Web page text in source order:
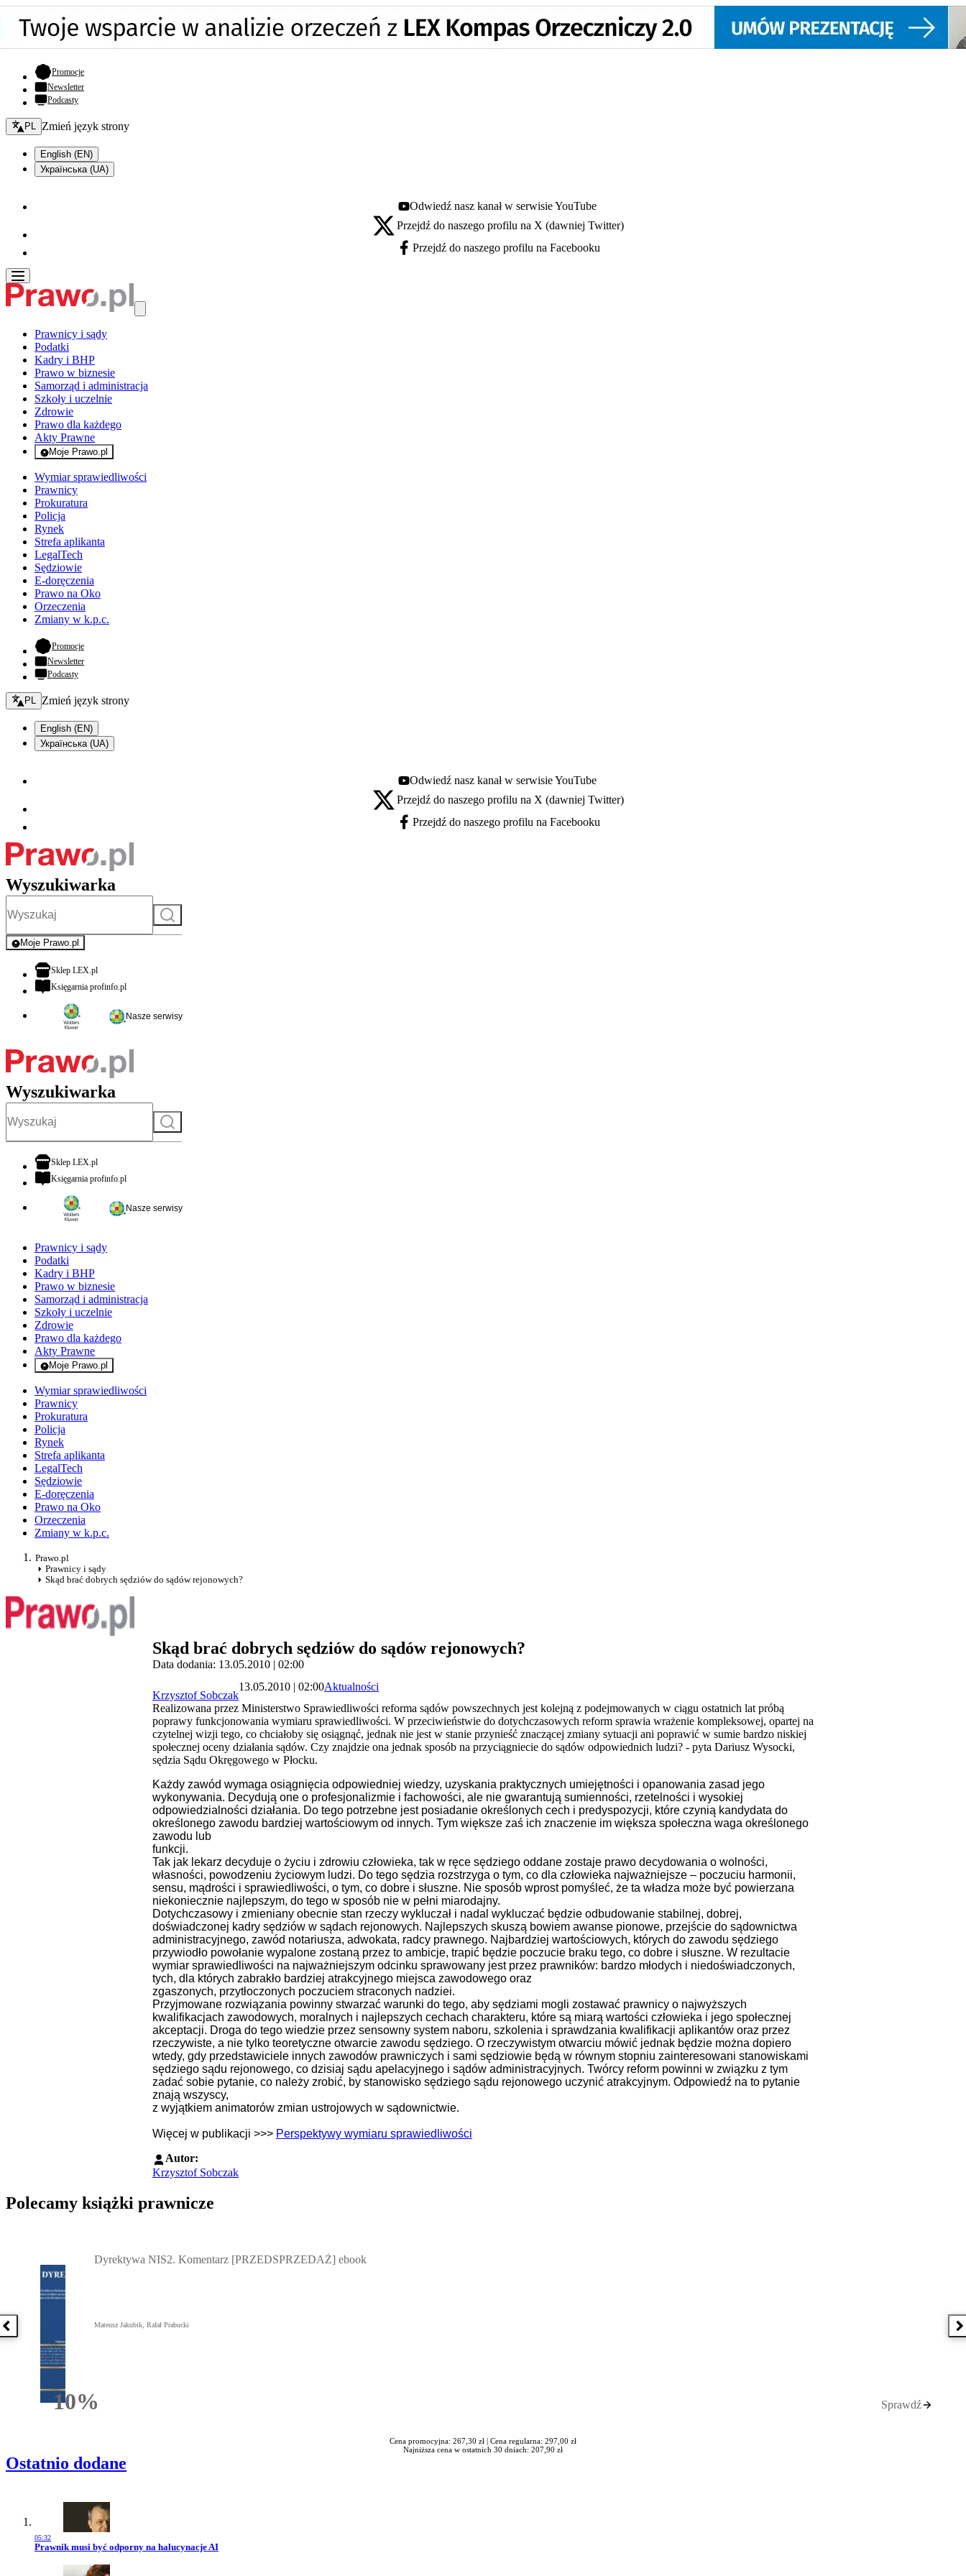
Promocje- otwiera się w nowej karcie
Newsletter
Podcasty
Zmień język - bieżący:
PL Zmień język strony
English (EN)
Українська (UA)
Youtube - otwiera się w nowej karcie
Odwiedź nasz kanał w serwisie YouTube
X - otwiera się w nowej karcie
Przejdź do naszego profilu na X (dawniej Twitter)
Facebook - otwiera się w nowej karcie
Przejdź do naszego profilu na Facebooku
Prawnicy i sądy
Podatki
Kadry i BHP
Prawo w biznesie
Samorząd i administracja
Szkoły i uczelnie
Zdrowie
Prawo dla każdego
Akty Prawne
Moje Prawo.pl
- rejestracja i logowanie do serwisu
Wymiar sprawiedliwości
Prawnicy
Prokuratura
Policja
Rynek
Strefa aplikanta
LegalTech
Sędziowie
E-doręczenia
Prawo na Oko
Orzeczenia
Zmiany w k.p.c.
Promocje- otwiera się w nowej karcie
Newsletter
Podcasty
Zmień język - bieżący:
PL Zmień język strony
English (EN)
Українська (UA)
Youtube - otwiera się w nowej karcie
Odwiedź nasz kanał w serwisie YouTube
X - otwiera się w nowej karcie
Przejdź do naszego profilu na X (dawniej Twitter)
Facebook - otwiera się w nowej karcie
Przejdź do naszego profilu na Facebooku
Wyszukiwarka
Szukaj
Moje Prawo.pl
- rejestracja i logowanie do serwisu
Sklep LEX.plotwiera się w nowej karcie
Księgarnia profinfo.plotwiera się w nowej karcie
Nasze serwisy
Wyszukiwarka
Szukaj
Sklep LEX.plotwiera się w nowej karcie
Księgarnia profinfo.plotwiera się w nowej karcie
Nasze serwisy
Prawnicy i sądy
Podatki
Kadry i BHP
Prawo w biznesie
Samorząd i administracja
Szkoły i uczelnie
Zdrowie
Prawo dla każdego
Akty Prawne
Moje Prawo.pl
- rejestracja i logowanie do serwisu
Wymiar sprawiedliwości
Prawnicy
Prokuratura
Policja
Rynek
Strefa aplikanta
LegalTech
Sędziowie
E-doręczenia
Prawo na Oko
Orzeczenia
Zmiany w k.p.c.
Prawo.pl
Prawnicy i sądy
Skąd brać dobrych sędziów do sądów rejonowych?
Skąd brać dobrych sędziów do sądów rejonowych?
Data dodania: 13.05.2010 | 02:00
Krzysztof Sobczak
13.05.2010 | 02:00Aktualności
Realizowana przez Ministerstwo Sprawiedliwości reforma sądów powszechnych jest kolejną z podejmowanych w ciągu ostatnich lat próbą
poprawy funkcjonowania wymiaru sprawiedliwości. W przeciwieństwie do dotychczasowych reform sprawia wrażenie kompleksowej, opartej na
czytelnej wizji tego, co chciałoby się osiągnąć, jednak nie jest w stanie przynieść znaczącej zmiany sytuacji ani poprawić w sumie bardzo niskiej
społecznej oceny działania sądów. Czy znajdzie ona jednak sposób na przyciągniecie do sądów odpowiednich ludzi? - pyta Dariusz Wysocki,
sędzia Sądu Okręgowego w Płocku.
Każdy zawód wymaga osiągnięcia odpowiedniej wiedzy, uzyskania praktycznych umiejętności i opanowania zasad jego
wykonywania. Decydują one o profesjonalizmie i fachowości, ale nie gwarantują sumienności, rzetelności i wysokiej
odpowiedzialności działania. Do tego potrzebne jest posiadanie określonych cech i predyspozycji, które czynią kandydata do
określonego zawodu bardziej wartościowym od innych. Tym większe zaś ich znaczenie im większa społeczna waga określonego
zawodu lub
funkcji.
Tak jak lekarz decyduje o życiu i zdrowiu człowieka, tak w ręce sędziego oddane zostaje prawo decydowania o wolności,
własności, powodzeniu życiowym ludzi. Do tego sędzia rozstrzyga o tym, co dla człowieka najważniejsze – poczuciu harmonii,
sensu, mądrości i sprawiedliwości, o tym, co dobre i słuszne. Nie sposób wprost pomyśleć, że ta władza może być powierzana
niekoniecznie najlepszym, do tego w sposób nie w pełni miarodajny.
Dotychczasowy i zmieniany obecnie stan rzeczy wykluczał i nadal wykluczać będzie odbudowanie stabilnej, dobrej,
doświadczonej kadry sędziów w sądach rejonowych. Najlepszych skuszą bowiem awanse pionowe, przejście do sądownictwa
administracyjnego, zawód notariusza, adwokata, radcy prawnego. Najbardziej wartościowych, których do zawodu sędziego
przywiodło powołanie wypalone zostaną przez to ambicje, trapić będzie poczucie braku tego, co dobre i słuszne. W rezultacie
wymiar sprawiedliwości na najważniejszym odcinku sprawowany jest przez prawników: bardzo młodych i niedoświadczonych,
tych, dla których zabrakło bardziej atrakcyjnego miejsca zawodowego oraz
zgaszonych, przytłoczonych poczuciem straconych nadziei.
Przyjmowane rozwiązania powinny stwarzać warunki do tego, aby sędziami mogli zostawać prawnicy o najwyższych
kwalifikacjach zawodowych, moralnych i najlepszych cechach charakteru, które są miarą wartości człowieka i jego społecznej
akceptacji. Droga do tego wiedzie przez sensowny system naboru, szkolenia i sprawdzania kwalifikacji aplikantów oraz przez
rzeczywiste, a nie tylko teoretyczne otwarcie zawodu sędziego. O rzeczywistym otwarciu mówić jednak będzie można dopiero
wtedy, gdy przedstawiciele innych zawodów prawniczych i sami sędziowie będą w równym stopniu zainteresowani stanowiskami
sędziego sądu rejonowego, co dzisiaj sądu apelacyjnego i sądów administracyjnych. Twórcy reform powinni w związku z tym
zadać sobie pytanie, co należy zrobić, by stanowisko sędziego sądu rejonowego uczynić atrakcyjnym. Odpowiedź na to pytanie
znają wszyscy,
z wyjątkiem animatorów zmian ustrojowych w sądownictwie.
Więcej w publikacji >>> Perspektywy wymiaru sprawiedliwości
Autor:
Krzysztof Sobczak
Polecamy książki prawnicze
Poprzednia książka
10%Rabatu
Dyrektywa NIS2. Komentarz [PRZEDSPRZEDAŻ] ebook
Mateusz Jakubik, Rafał Prabucki
Sprawdź
Cena promocyjna: 267,30 zł | Cena regularna: 297,00 zł
Najniższa cena w ostatnich 30 dniach: 207,90 zł
Ostatnio dodane
05:32
Przejdź do artykułu:
Prawnik musi być odporny na halucynacje AI